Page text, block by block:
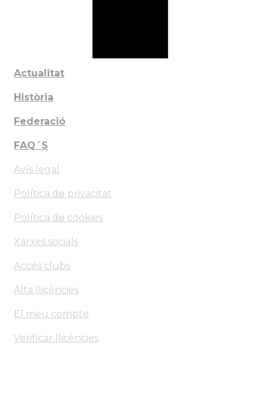
Actualitat
Història
Federació
FAQ´S
Avís legal
Política de privacitat
Política de cookies
Xarxes socials
Accés clubs
Alta llicències
El meu compte
Verificar llicències